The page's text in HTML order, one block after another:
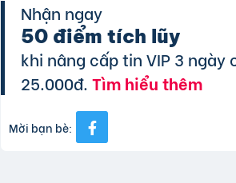
Nhận ngay
50 điểm tích lũy
khi nâng cấp tin VIP 3 ngày
25.000đ.Tìm hiểu thêm
Mời bạn bè: